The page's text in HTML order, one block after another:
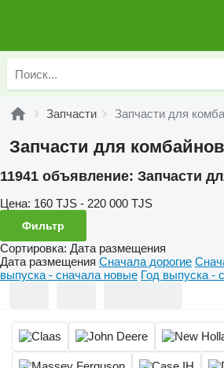
Запчасти Запчасти для
Запчасти для комбайнов
11941 объявление: Запчасти
Цена: 160 TJS - 220 000 TJS
Фильтр
Сортировка: Дата размещения
Дата размещения Сначала дорогие
выпуска - сначала новые Год выпуска -